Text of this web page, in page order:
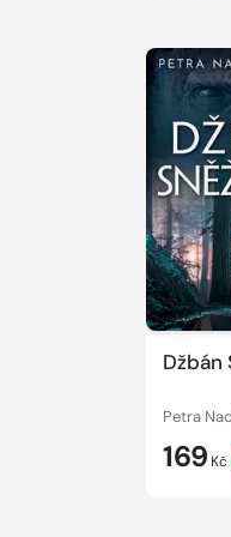
Džbán
Petra
169 Kč